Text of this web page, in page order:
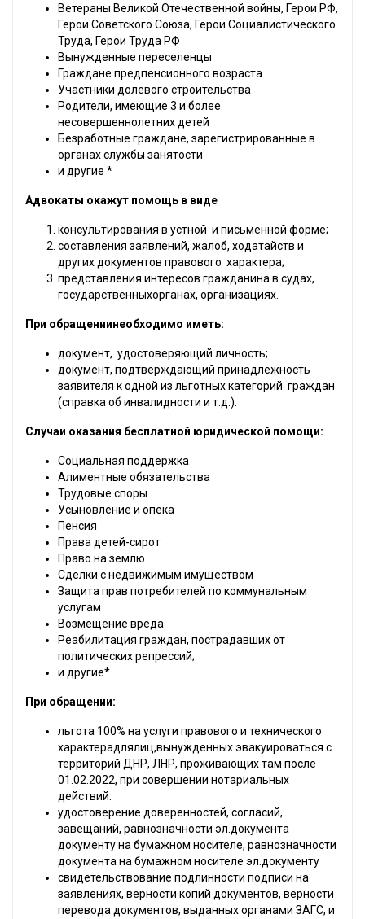
Ветераны Великой Отечественной войны, Герои РФ,
Герои Советского Союза, Герои Социалистического
Труда, Герои Труда РФ
Вынужденные переселенцы
Граждане предпенсионного возраста
Участники долевого строительства
Родители, имеющие 3 и более
несовершеннолетних детей
Безработные граждане, зарегистрированные в
органах службы занятости
и другие *
Адвокаты окажут помощь в виде
консультирования в устной и письменной форме;
составления заявлений, жалоб, ходатайств и
других документов правового характера;
представления интересов гражданина в судах,
государственныхорганах, организациях.
При обращениинеобходимо иметь:
документ, удостоверяющий личность;
документ, подтверждающий принадлежность
заявителя к одной из льготных категорий граждан
(справка об инвалидности и т.д.).
Случаи оказания бесплатной юридической помощи:
Социальная поддержка
Алиментные обязательства
Трудовые споры
Усыновление и опека
Пенсия
Права детей-сирот
Право на землю
Сделки с недвижимым имуществом
Защита прав потребителей по коммунальным
услугам
Возмещение вреда
Реабилитация граждан, пострадавших от
политических репрессий;
и другие*
При обращении:
льгота 100% на услуги правового и технического
характерадлялиц,вынужденных эвакуироваться с
территорий ДНР, ЛНР, проживающих там после
01.02.2022, при совершении нотариальных
действий:
удостоверение доверенностей, согласий,
завещаний, равнозначности эл.документа
документу на бумажном носителе, равнозначности
документа на бумажном носителе эл.документу
свидетельствование подлинности подписи на
заявлениях, верности копий документов, верности
перевода документов, выданных органами ЗАГС, и